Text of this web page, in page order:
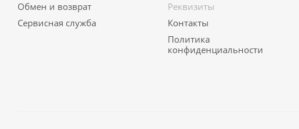
Обмен и возврат
Сервисная служба
Реквизиты
Контакты
Политика
конфиденциальности